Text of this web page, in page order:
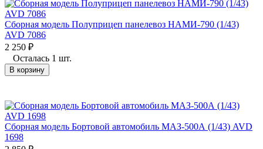
Сборная модель Полуприцеп панелевоз НАМИ-790 (1/43)
AVD 7086
2 250 ₽
Осталась 1 шт.
В корзину
Сборная модель Бортовой автомобиль МАЗ-500А (1/43) AVD
1698